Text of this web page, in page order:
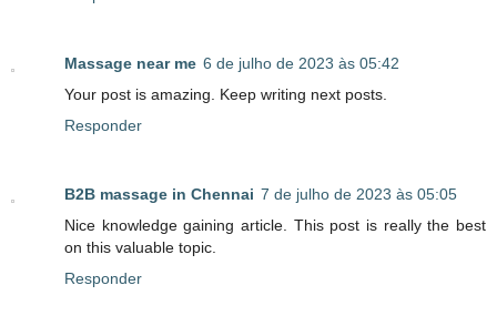
Massage near me 6 de julho de 2023 às 05:42
Your post is amazing. Keep writing next posts.
Responder
B2B massage in Chennai 7 de julho de 2023 às 05:05
Nice knowledge gaining article. This post is really the best
on this valuable topic.
Responder